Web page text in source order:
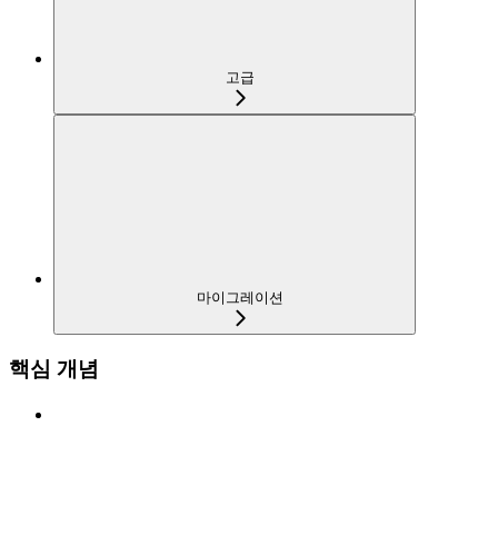
고급
마이그레이션
핵심 개념